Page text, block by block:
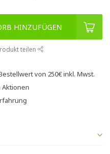
HINZUFÜGEN
teilen
von 250€inkl. Mwst.
Aktionen